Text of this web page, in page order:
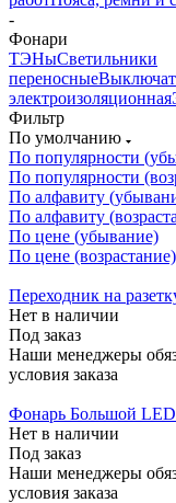
-
Фонари
ТЭНыСветильники
переносные
электроизоляционная
Фильтр
По умолчанию
По популярности
По популярности
По алфавиту
По алфавиту
По цене (убывание)
По цене (возрастание)
Переходник на
Нет в наличии
Под заказ
Наши менеджеры
условия заказа
Фонарь Большой
Нет в наличии
Под заказ
Наши менеджеры
условия заказа